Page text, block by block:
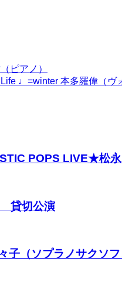
ピアノ）
♩=winter 本多羅偉（ヴ
POPS LIVE★松永
貸切公演
子（ソプラノサクソ